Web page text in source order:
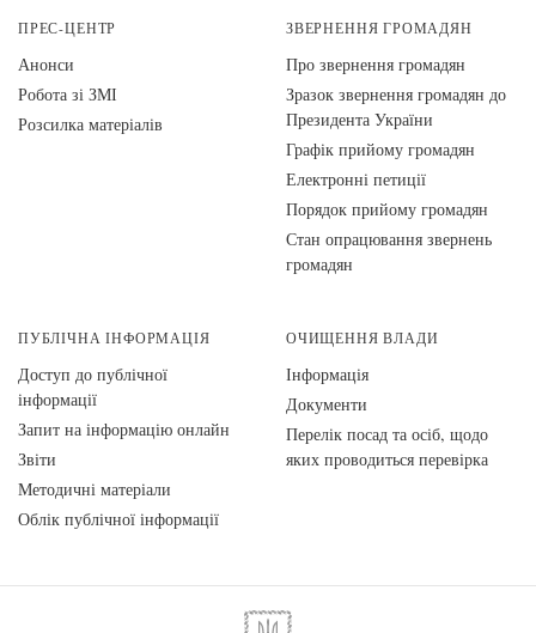
ПРЕС-ЦЕНТР
Анонси
Робота зі ЗМІ
Розсилка матеріалів
ЗВЕРНЕННЯ ГРОМАДЯН
Про звернення громадян
Зразок звернення громадян до
Президента України
Графік прийому громадян
Електронні петиції
Порядок прийому громадян
Стан опрацювання звернень
громадян
ПУБЛІЧНА ІНФОРМАЦІЯ
Доступ до публічної
інформації
Запит на інформацію онлайн
Звіти
Методичні матеріали
Облік публічної інформації
ОЧИЩЕННЯ ВЛАДИ
Інформація
Документи
Перелік посад та осіб, щодо
яких проводиться перевірка